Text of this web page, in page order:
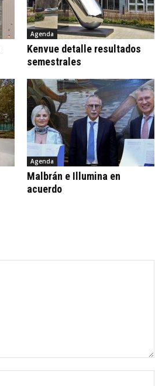
Agenda
Kenvue detalle resultados
semestrales
Agenda
Malbrán e Illumina en
acuerdo